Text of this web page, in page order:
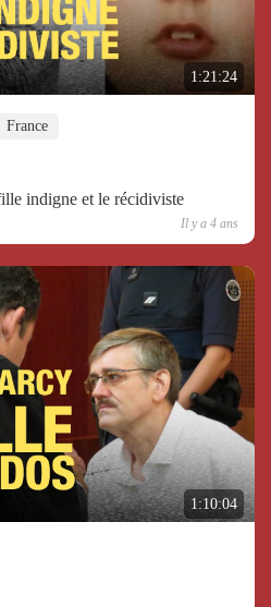
1:21:24
France
indigne et le récidiviste
Il y a 4 ans
1:10:04